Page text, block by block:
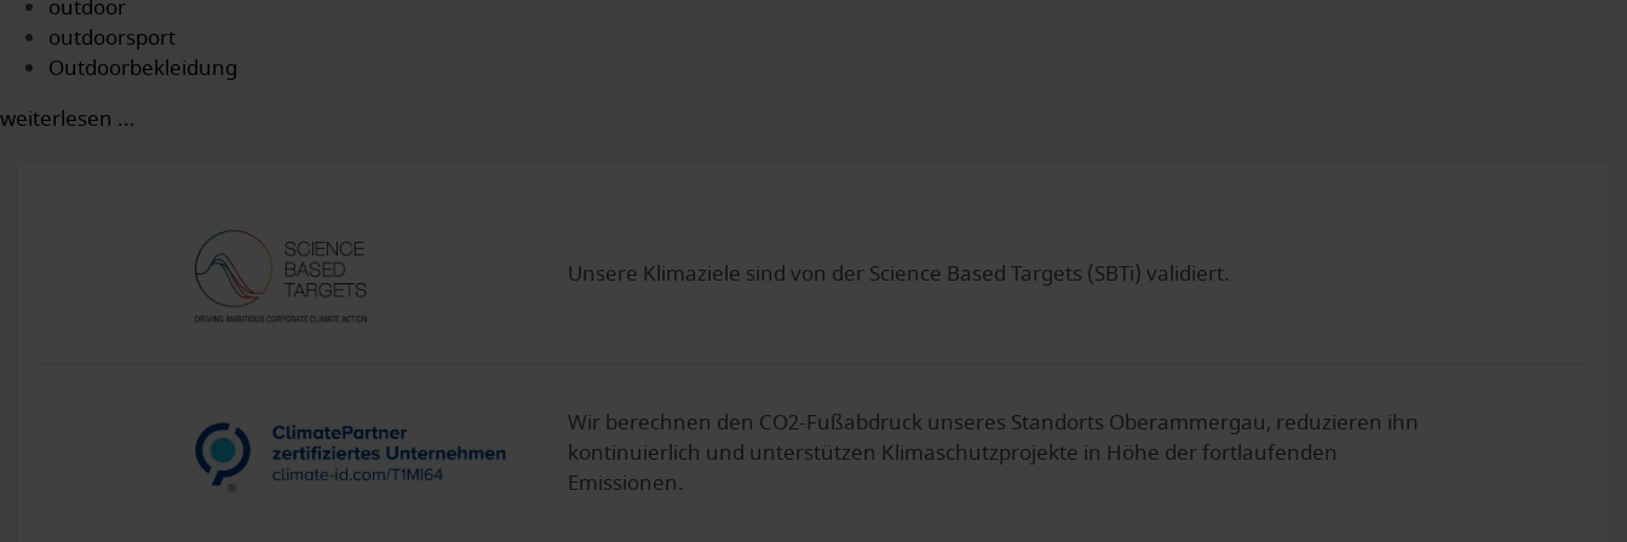
outdoor
outdoorsport
Outdoorbekleidung
weiterlesen ...
Unsere Klimaziele sind von der Science Based Targets (SBTi) validiert.
Wir berechnen den CO2-Fußabdruck unseres Standorts Oberammergau, reduzieren ihn
kontinuierlich und unterstützen Klimaschutzprojekte in Höhe der fortlaufenden
Emissionen.